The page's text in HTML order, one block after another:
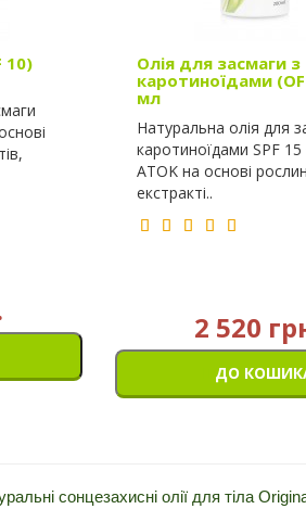
10)
Олія для засмаги з
каротиноїдами
мл
Натуральна олія для
каротиноїдами SPF 15
ATOK на основі
екстракті..
2 520
ДО
сонцезахисні олії для тіла